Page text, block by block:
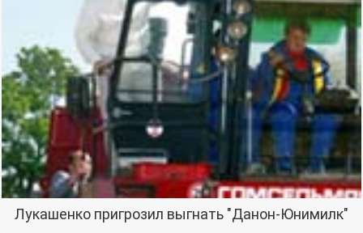
Лукашенко пригрозил выгнать "Данон-Юнимилк"